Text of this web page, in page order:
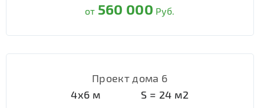
от 560 000 Руб.
Проект дома 6
4х6 м S = 24 м2